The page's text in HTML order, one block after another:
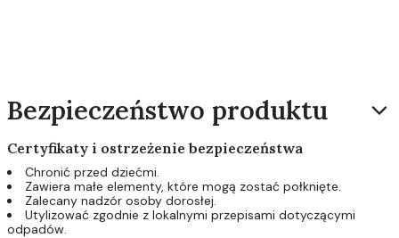
Bezpieczeństwo produktu
Certyfikaty i ostrzeżenie bezpieczeństwa
Chronić przed dziećmi.
Zawiera małe elementy, które mogą zostać połknięte.
Zalecany nadzór osoby dorosłej.
Utylizować zgodnie z lokalnymi przepisami dotyczącymi
odpadów.